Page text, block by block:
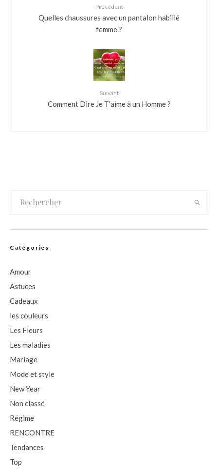
Précédent
Quelles chaussures avec un pantalon habillé
femme ?
Suivant
Comment Dire Je T’aime à un Homme ?
Catégories
Amour
Astuces
Cadeaux
les couleurs
Les Fleurs
Les maladies
Mariage
Mode et style
New Year
Non classé
Régime
RENCONTRE
Tendances
Top